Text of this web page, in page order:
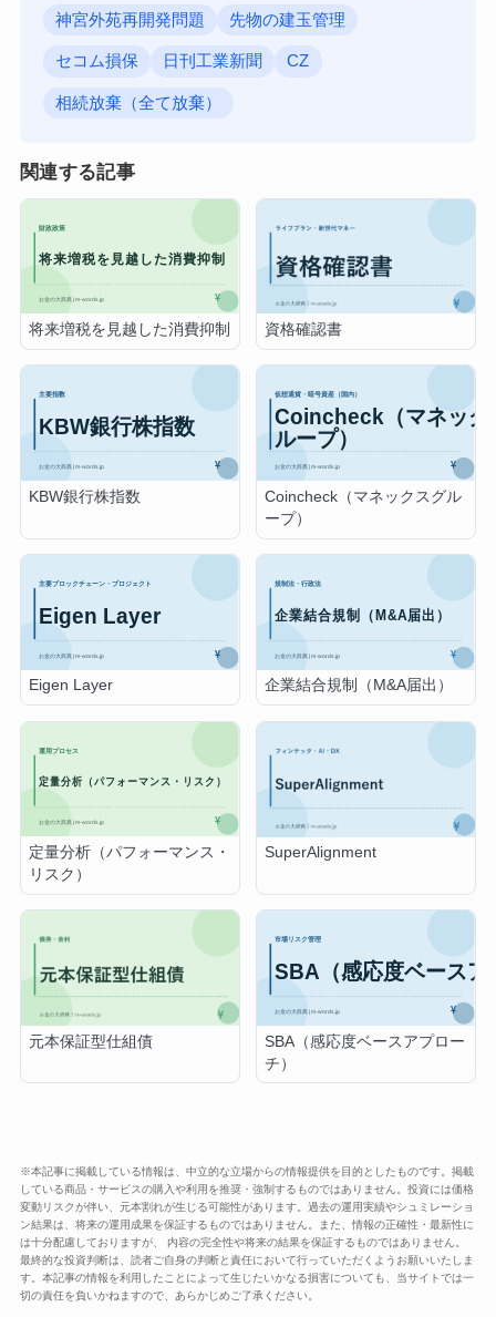
神宮外苑再開発問題 先物の建玉管理
セコム損保 日刊工業新聞 CZ
相続放棄（全て放棄）
関連する記事
将来増税を見越した消費抑制 資格確認書
KBW銀行株指数
Coincheck（マネックスグル
ープ）
Eigen Layer 企業結合規制（M&A届出）
定量分析（パフォーマンス・
リスク）
SuperAlignment
元本保証型仕組債
SBA（感応度ベースアプロー
チ）
※本記事に掲載している情報は、中立的な立場からの情報提供を目的としたものです。掲載
している商品・サービスの購入や利用を推奨・強制するものではありません。投資には価格
変動リスクが伴い、元本割れが生じる可能性があります。過去の運用実績やシュミレーショ
ン結果は、将来の運用成果を保証するものではありません。また、情報の正確性・最新性に
は十分配慮しておりますが、 内容の完全性や将来の結果を保証するものではありません。
最終的な投資判断は、読者ご自身の判断と責任において行っていただくようお願いいたしま
す。本記事の情報を利用したことによって生じたいかなる損害についても、当サイトでは一
切の責任を負いかねますので、あらかじめご了承ください。